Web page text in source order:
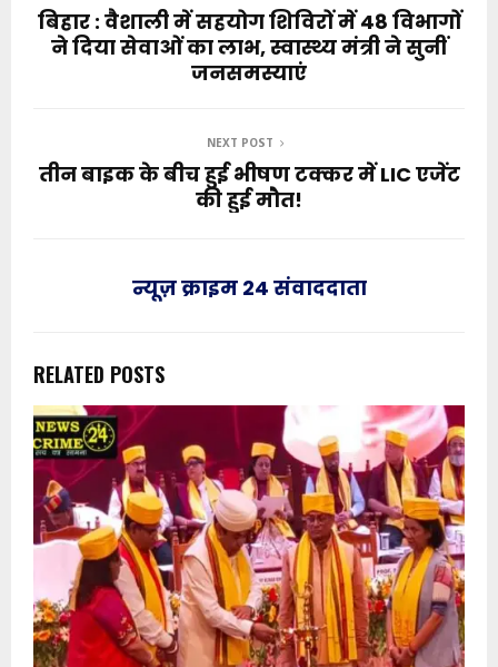
बिहार : वैशाली में सहयोग शिविरों में 48 विभागों
ने दिया सेवाओं का लाभ, स्वास्थ्य मंत्री ने सुनीं
जनसमस्याएं
NEXT POST
तीन बाइक के बीच हुई भीषण टक्कर में LIC एजेंट
की हुई मौत!
न्यूज़ क्राइम 24 संवाददाता
RELATED POSTS